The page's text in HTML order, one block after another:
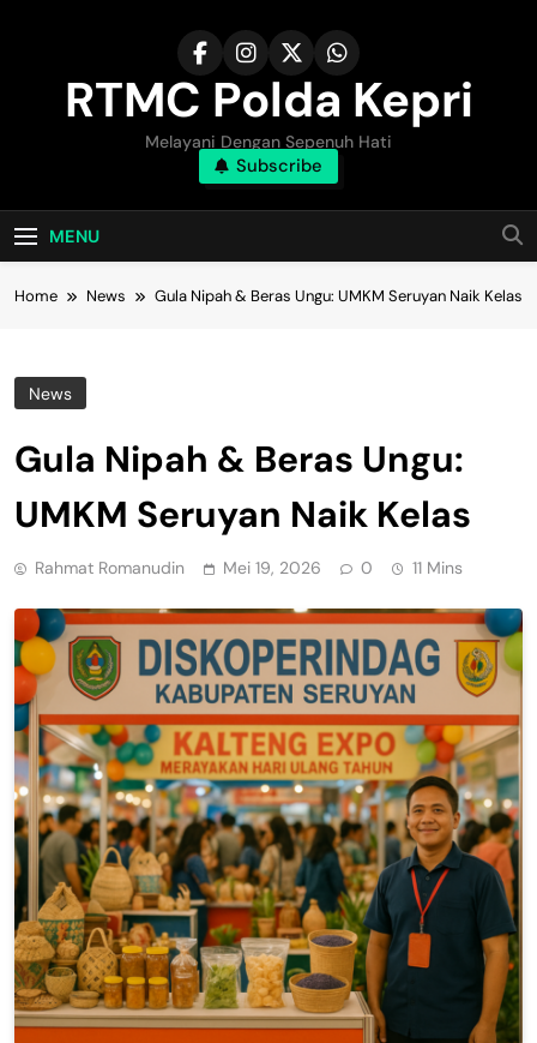
RTMC Polda Kepri
Melayani Dengan Sepenuh Hati
Subscribe
MENU
Home News Gula Nipah & Beras Ungu: UMKM Seruyan Naik Kelas
News
Gula Nipah & Beras Ungu:
UMKM Seruyan Naik Kelas
Rahmat Romanudin Mei 19, 2026 0 11 Mins